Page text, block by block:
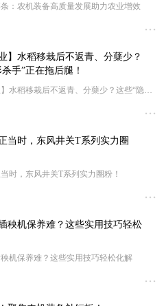
：农机装备高质量发展助力农业增效
】水稻移栽后不返青、分蘖少？
手”正在拖后腿！
】水稻移栽后不返青、分蘖少？这些“隐形
当时，东风井关T系列实力圈
时，东风井关T系列实力圈粉！
秧机保养难？这些实用技巧轻松
机保养难？这些实用技巧轻松化解